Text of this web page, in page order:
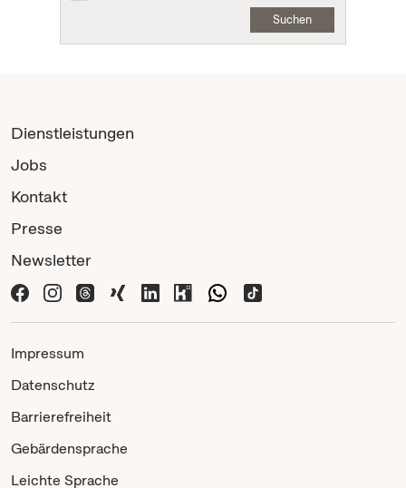
Suchen
Dienstleistungen
Jobs
Kontakt
Presse
Newsletter
Impressum
Datenschutz
Barrierefreiheit
Gebärdensprache
Leichte Sprache